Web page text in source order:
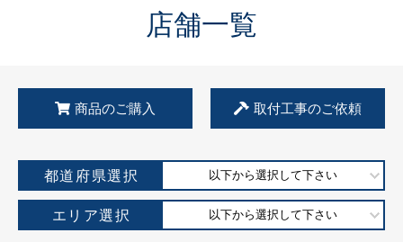
店舗一覧
商品のご購入 取付工事のご依頼
都道府県選択 以下から選択して下さい
エリア選択 以下から選択して下さい